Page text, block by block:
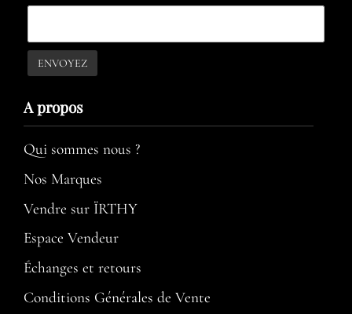
A propos​
Qui sommes nous ?
Nos Marques
Vendre sur ÏRTHY
Espace Vendeur
Échanges et retours
Conditions Générales de Vente